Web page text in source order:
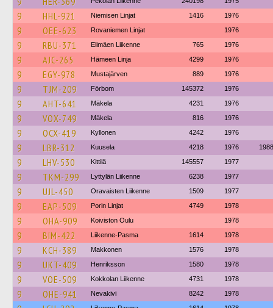
9 HHL-921 Niemisen Linjat 1416 1976
9 OEE-623 Rovaniemen Linjat 1976
9 RBU-371 Elimäen Liikenne 765 1976
9 AJC-265 Hämeen Linja 4299 1976
9 EGY-978 Mustajärven 889 1976
9 TJM-209 Förbom 145372 1976
9 AHT-641 Mäkela 4231 1976
9 VOX-749 Mäkela 816 1976
9 OCX-419 Kyllonen 4242 1976
9 LBR-312 Kuusela 4218 1976 1988
9 LHV-530 Kittilä 145557 1977
9 TKM-299 Lyttylän Liikenne 6238 1977
9 UJL-450 Oravaisten Liikenne 1509 1977
9 EAP-509 Porin Linjat 4749 1978
9 OHA-909 Koiviston Oulu 1978
9 BIM-422 Liikenne-Pasma 1614 1978
9 KCH-389 Makkonen 1576 1978
9 UKT-409 Henriksson 1580 1978
9 VOE-509 Kokkolan Liikenne 4731 1978
9 OHE-941 Nevakivi 8242 1978